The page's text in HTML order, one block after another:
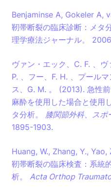
Benjaminse A, Gokeler A,
靭帯断裂の臨床診断：メタ
理学療法ジャーナル。
ヴァン・エック、C. F. 、
P. 、フー、F. H. 、プール
ス、G. M. 。 (2013). 急性
麻酔を使用した場合と使用
タ分析。 膝関節外科、スポ
1895-1903.
Huang, W., Zhang, Y.,
靭帯断裂の臨床検査：系統
析。 Acta Orthop